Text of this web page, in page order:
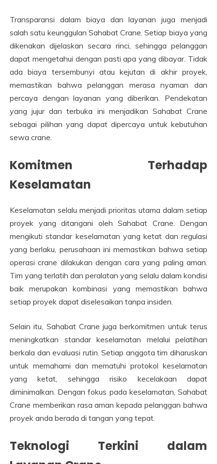
Transparansi dalam biaya dan layanan juga menjadi
salah satu keunggulan Sahabat Crane. Setiap biaya yang
dikenakan dijelaskan secara rinci, sehingga pelanggan
dapat mengetahui dengan pasti apa yang dibayar. Tidak
ada biaya tersembunyi atau kejutan di akhir proyek,
memastikan bahwa pelanggan merasa nyaman dan
percaya dengan layanan yang diberikan. Pendekatan
yang jujur dan terbuka ini menjadikan Sahabat Crane
sebagai pilihan yang dapat dipercaya untuk kebutuhan
sewa crane.
Komitmen Terhadap
Keselamatan
Keselamatan selalu menjadi prioritas utama dalam setiap
proyek yang ditangani oleh Sahabat Crane. Dengan
mengikuti standar keselamatan yang ketat dan regulasi
yang berlaku, perusahaan ini memastikan bahwa setiap
operasi crane dilakukan dengan cara yang paling aman.
Tim yang terlatih dan peralatan yang selalu dalam kondisi
baik merupakan kombinasi yang memastikan bahwa
setiap proyek dapat diselesaikan tanpa insiden.
Selain itu, Sahabat Crane juga berkomitmen untuk terus
meningkatkan standar keselamatan melalui pelatihan
berkala dan evaluasi rutin. Setiap anggota tim diharuskan
untuk memahami dan mematuhi protokol keselamatan
yang ketat, sehingga risiko kecelakaan dapat
diminimalkan. Dengan fokus pada keselamatan, Sahabat
Crane memberikan rasa aman kepada pelanggan bahwa
proyek anda berada di tangan yang tepat.
Teknologi Terkini dalam